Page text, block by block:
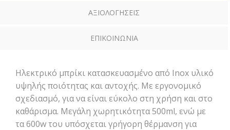
ΑΞΙΟΛΟΓΗΣΕΙΣ
ΕΠΙΚΟΙΝΩΝΙΑ
Ηλεκτρικό μπρίκι κατασκευασμένο από Inox υλικό
υψηλής ποιότητας και αντοχής. Με εργονομικό
σχεδιασμό, για να είναι εύκολο στη χρήση και στο
καθάρισμα. Μεγάλη χωρητικότητα 500ml, ενώ με
τα 600w του υπόσχεται γρήγορη θέρμανση για